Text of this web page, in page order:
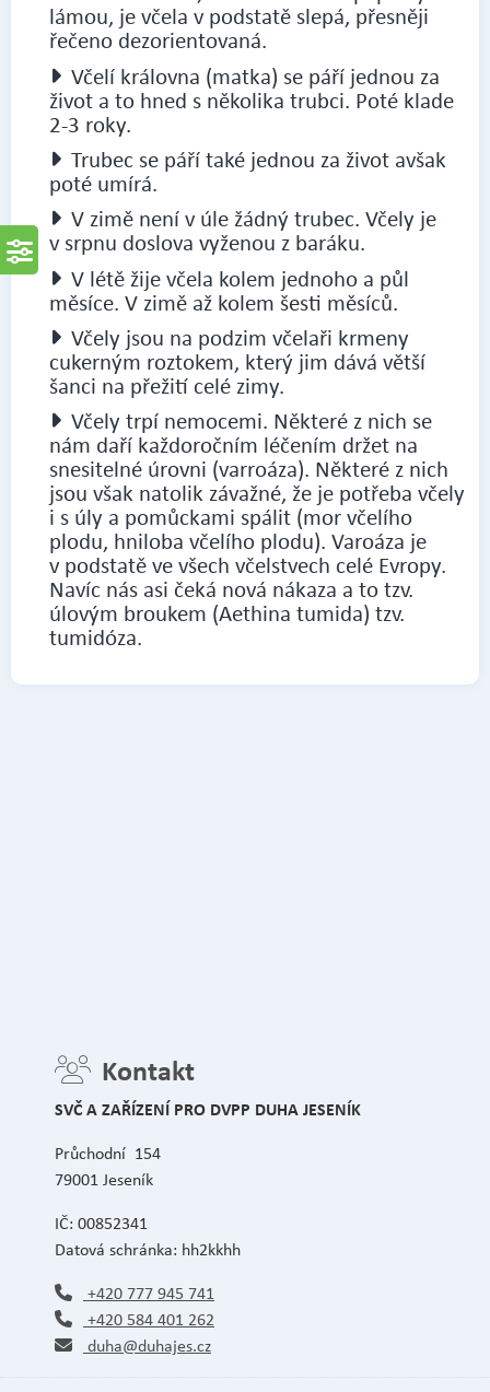
lámou, je včela v podstatě slepá, přesněji
řečeno dezorientovaná.
Včelí královna (matka) se páří jednou za
život a to hned s několika trubci. Poté klade
2-3 roky.
Trubec se páří také jednou za život avšak
poté umírá.
V zimě není v úle žádný trubec. Včely je
v srpnu doslova vyženou z baráku.
V létě žije včela kolem jednoho a půl
měsíce. V zimě až kolem šesti měsíců.
Včely jsou na podzim včelaři krmeny
cukerným roztokem, který jim dává větší
šanci na přežití celé zimy.
Včely trpí nemocemi. Některé z nich se
nám daří každoročním léčením držet na
snesitelné úrovni (varroáza). Některé z nich
jsou však natolik závažné, že je potřeba včely
i s úly a pomůckami spálit (mor včelího
plodu, hniloba včelího plodu). Varoáza je
v podstatě ve všech včelstvech celé Evropy.
Navíc nás asi čeká nová nákaza a to tzv.
úlovým broukem (Aethina tumida) tzv.
tumidóza.
Kontakt
SVČ A ZAŘÍZENÍ PRO DVPP DUHA JESENÍK
Průchodní 154
79001 Jeseník
IČ: 00852341
Datová schránka: hh2kkhh
+420 777 945 741
+420 584 401 262
duha@duhajes.cz